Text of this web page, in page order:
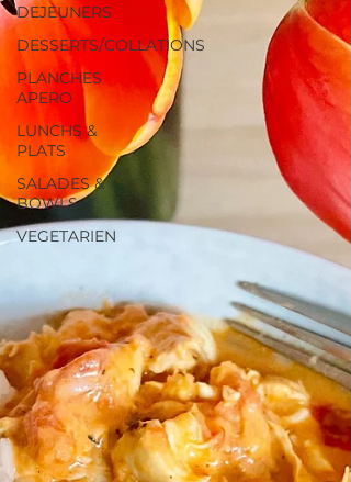
DEJEUNERS
DESSERTS/COLLATIONS
PLANCHES
APERO
LUNCHS &
PLATS
SALADES &
BOWLS
VEGETARIEN